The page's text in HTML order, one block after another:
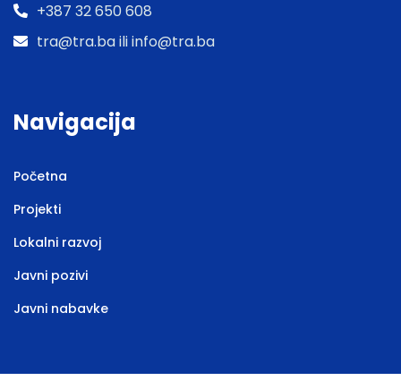
+387 32 650 608
tra@tra.ba ili info@tra.ba
Navigacija
Početna
Projekti
Lokalni razvoj
Javni pozivi
Javni nabavke